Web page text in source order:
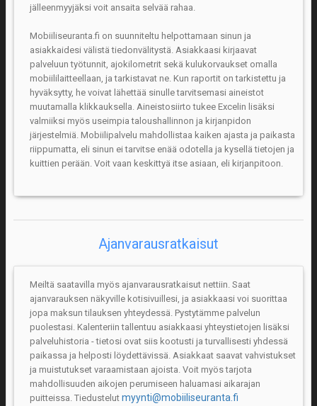
jälleenmyyjäksi voit ansaita selvää rahaa.
Mobiiliseuranta.fi on suunniteltu helpottamaan sinun ja
asiakkaidesi välistä tiedonvälitystä. Asiakkaasi kirjaavat
palveluun työtunnit, ajokilometrit sekä kulukorvaukset omalla
mobiililaitteellaan, ja tarkistavat ne. Kun raportit on tarkistettu ja
hyväksytty, he voivat lähettää sinulle tarvitsemasi aineistot
muutamalla klikkauksella. Aineistosiirto tukee Excelin lisäksi
valmiiksi myös useimpia taloushallinnon ja kirjanpidon
järjestelmiä. Mobiilipalvelu mahdollistaa kaiken ajasta ja paikasta
riippumatta, eli sinun ei tarvitse enää odotella ja kysellä tietojen ja
kuittien perään. Voit vaan keskittyä itse asiaan, eli kirjanpitoon.
Ajanvarausratkaisut
Meiltä saatavilla myös ajanvarausratkaisut nettiin. Saat
ajanvarauksen näkyville kotisivuillesi, ja asiakkaasi voi suorittaa
jopa maksun tilauksen yhteydessä. Pystytämme palvelun
puolestasi. Kalenteriin tallentuu asiakkaasi yhteystietojen lisäksi
palveluhistoria - tietosi ovat siis kootusti ja turvallisesti yhdessä
paikassa ja helposti löydettävissä. Asiakkaat saavat vahvistukset
ja muistutukset varaamistaan ajoista. Voit myös tarjota
mahdollisuuden aikojen perumiseen haluamasi aikarajan
puitteissa. Tiedustelut myynti@mobiiliseuranta.fi